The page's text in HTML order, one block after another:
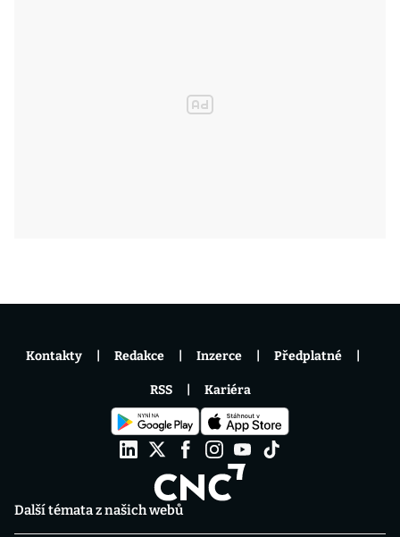
Další témata z našich webů
Kontakty Redakce Inzerce Předplatné
RSS Kariéra